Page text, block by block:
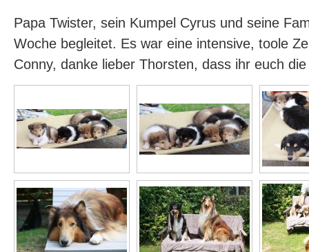
Papa Twister, sein Kumpel Cyrus und seine
Woche begleitet. Es war eine intensive, toole
Conny, danke lieber Thorsten, dass ihr euch